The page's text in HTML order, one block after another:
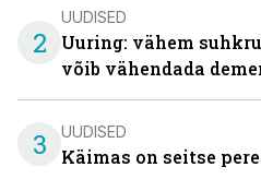
2
UUDISED
Uuring: vähem
võib vähendada
3 UUDISED
Käimas on seitse